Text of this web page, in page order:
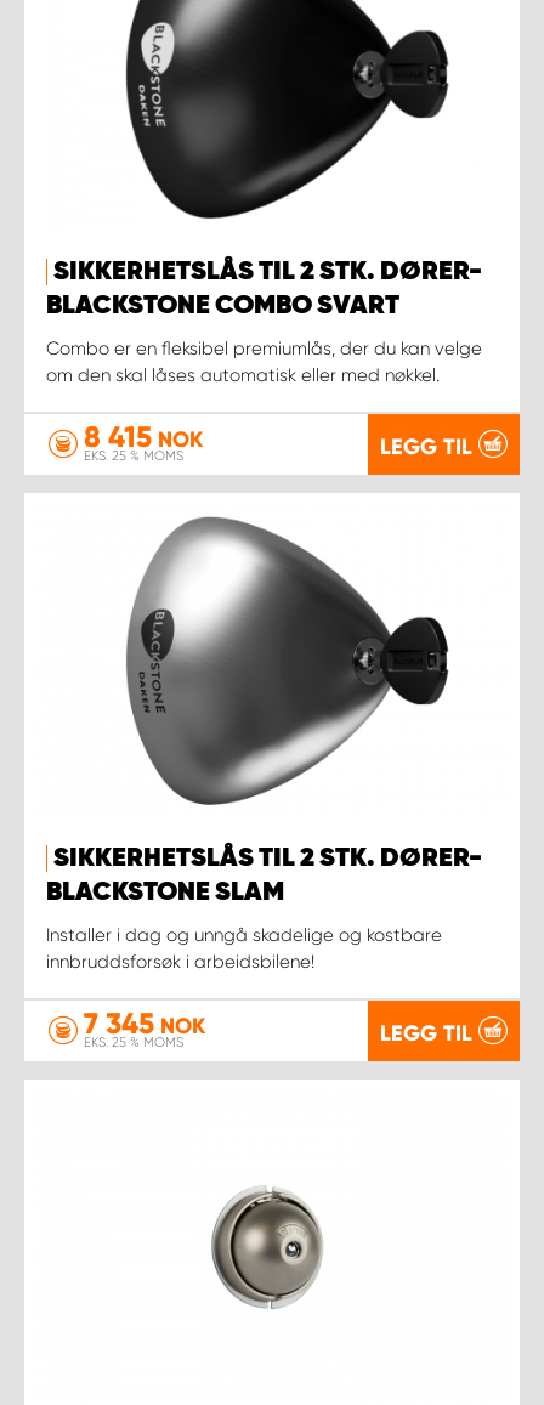
SIKKERHETSLÅS TIL 2 STK. DØRER-
BLACKSTONE COMBO SVART
Combo er en fleksibel premiumlås, der du kan velge
om den skal låses automatisk eller med nøkkel.
8 415 NOK
EKS. 25 % MOMS LEGG TIL
SIKKERHETSLÅS TIL 2 STK. DØRER-
BLACKSTONE SLAM
Installer i dag og unngå skadelige og kostbare
innbruddsforsøk i arbeidsbilene!
7 345 NOK
EKS. 25 % MOMS LEGG TIL